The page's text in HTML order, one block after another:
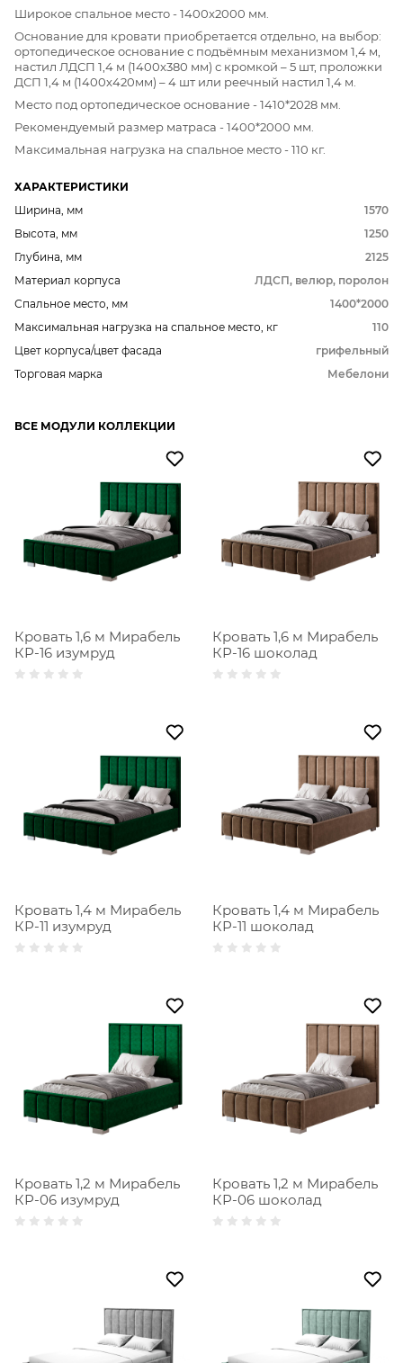
Широкое спальное место - 1400x2000 мм.
Основание для кровати приобретается отдельно, на выбор:
ортопедическое основание с подъёмным механизмом 1,4 м,
настил ЛДСП 1,4 м (1400x380 мм) с кромкой – 5 шт, проложки
ДСП 1,4 м (1400x420мм) – 4 шт или реечный настил 1,4 м.
Место под ортопедическое основание - 1410*2028 мм.
Рекомендуемый размер матраса - 1400*2000 мм.
Максимальная нагрузка на спальное место - 110 кг.
ХАРАКТЕРИСТИКИ
Ширина, мм
1570
Высота, мм
1250
Глубина, мм
2125
Материал корпуса
ЛДСП, велюр, поролон
Спальное место, мм
1400*2000
Максимальная нагрузка на спальное место, кг
110
Цвет корпуса/цвет фасада
грифельный
Торговая марка
Мебелони
ВСЕ МОДУЛИ КОЛЛЕКЦИИ
Кровать 1,6 м Мирабель
КР-16 изумруд
Кровать 1,6 м Мирабель
КР-16 шоколад
Кровать 1,4 м Мирабель
КР-11 изумруд
Кровать 1,4 м Мирабель
КР-11 шоколад
Кровать 1,2 м Мирабель
КР-06 изумруд
Кровать 1,2 м Мирабель
КР-06 шоколад